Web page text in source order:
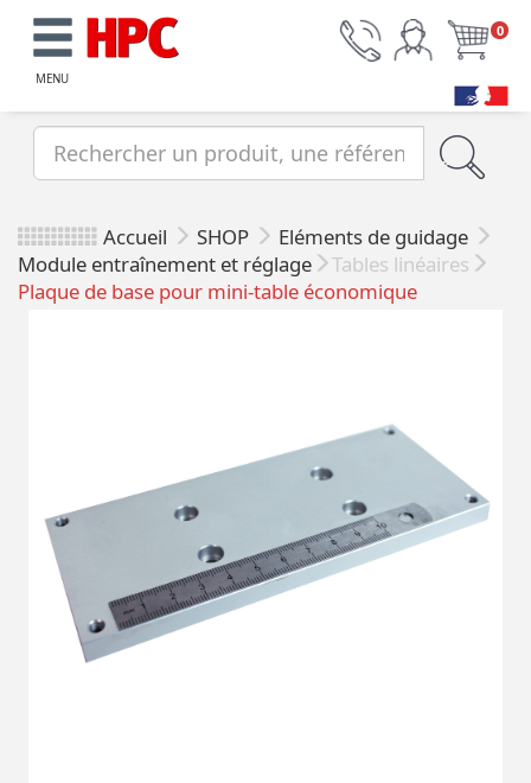
MENU
0
Accueil SHOP
Eléments de guidage
Module entraînement et réglage
Tables linéaires
Plaque de base pour mini-table économique